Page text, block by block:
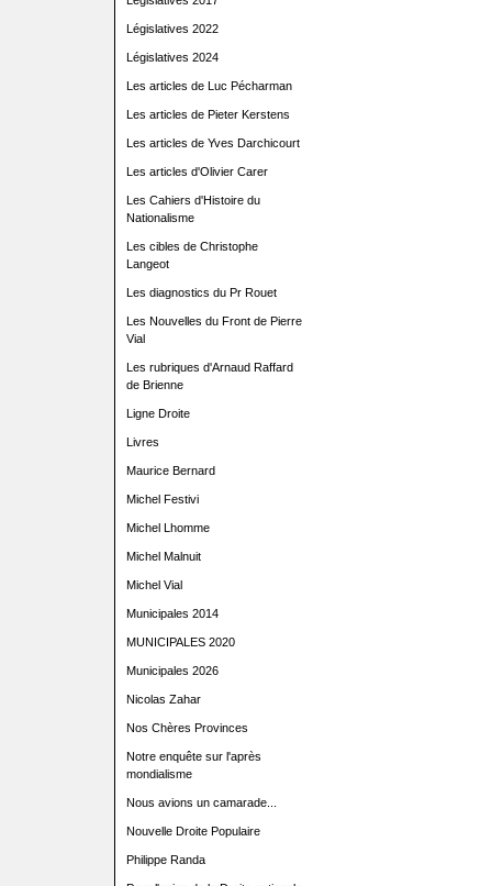
Législatives 2022
Législatives 2024
Les articles de Luc Pécharman
Les articles de Pieter Kerstens
Les articles de Yves Darchicourt
Les articles d'Olivier Carer
Les Cahiers d'Histoire du
Nationalisme
Les cibles de Christophe
Langeot
Les diagnostics du Pr Rouet
Les Nouvelles du Front de Pierre
Vial
Les rubriques d'Arnaud Raffard
de Brienne
Ligne Droite
Livres
Maurice Bernard
Michel Festivi
Michel Lhomme
Michel Malnuit
Michel Vial
Municipales 2014
MUNICIPALES 2020
Municipales 2026
Nicolas Zahar
Nos Chères Provinces
Notre enquête sur l'après
mondialisme
Nous avions un camarade...
Nouvelle Droite Populaire
Philippe Randa